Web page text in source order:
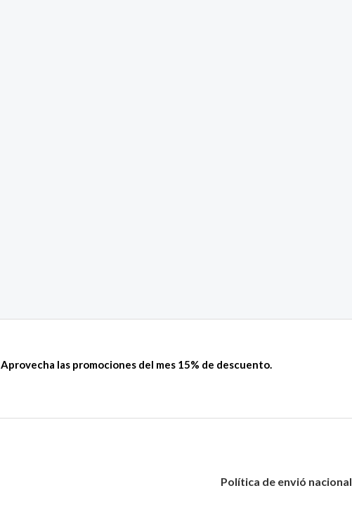
Aprovecha las promociones del mes 15% de descuento.
Política de envió nacional